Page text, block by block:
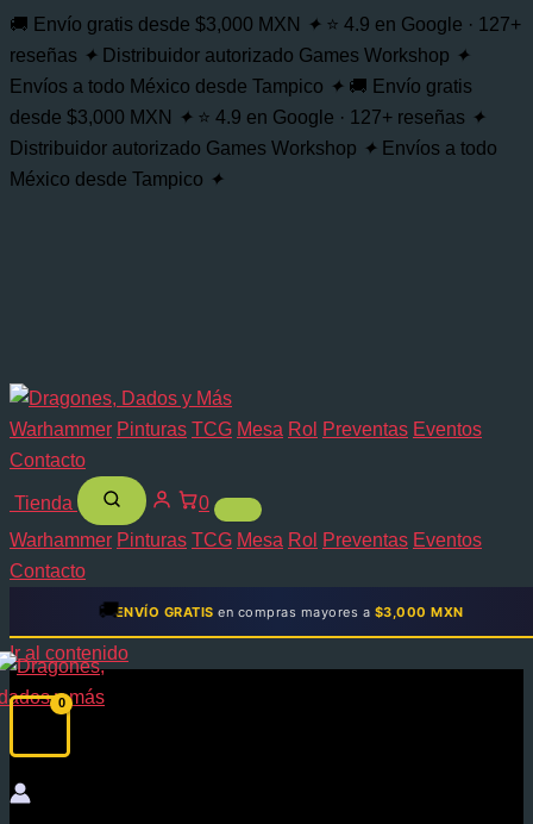
🚚 Envío gratis desde $3,000 MXN ✦ ⭐ 4.9 en Google · 127+
reseñas ✦ Distribuidor autorizado Games Workshop ✦
Envíos a todo México desde Tampico ✦ 🚚 Envío gratis
desde $3,000 MXN
✦ ⭐ 4.9 en Google · 127+ reseñas ✦
Distribuidor autorizado Games Workshop ✦ Envíos a todo
México desde Tampico ✦
Warhammer Pinturas TCG Mesa Rol Preventas Eventos
Contacto
Tienda
0
Warhammer Pinturas TCG Mesa Rol Preventas Eventos
Contacto
🚚ENVÍO GRATIS en compras mayores a $3,000 MXN
Ir al contenido